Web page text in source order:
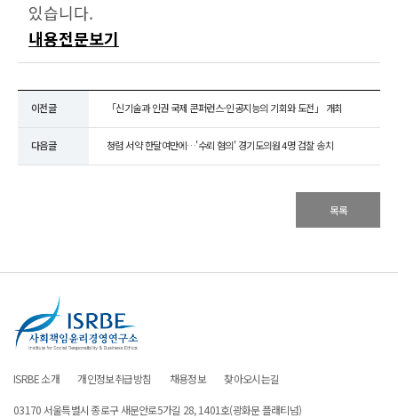
있습니다.
내용전문보기
이전글 「신기술과 인권 국제 콘퍼런스-인공지능의 기회와 도전」 개최
다음글 청렴 서약 한달여만에…'수뢰 혐의' 경기도의원 4명 검찰 송치
목록
ISRBE 소개 개인정보취급방침 채용정보 찾아오시는길
03170 서울특별시 종로구 새문안로5가길 28, 1401호(광화문 플래티넘)